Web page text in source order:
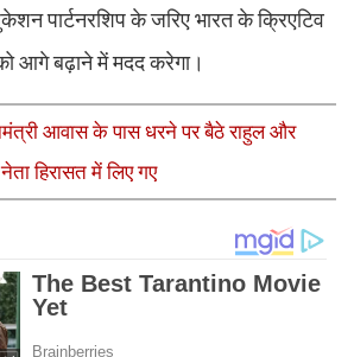
पार्टनरशिप के जरिए भारत के क्रिएटिव
आगे बढ़ाने में मदद करेगा।
आवास के पास धरने पर बैठे राहुल और
हिरासत में लिए गए